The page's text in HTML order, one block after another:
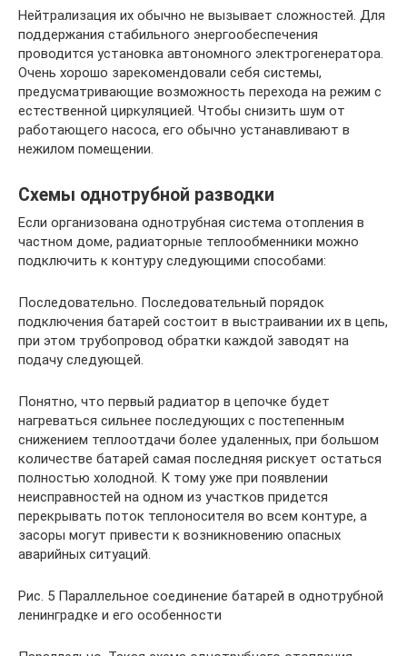
Нейтрализация их обычно не вызывает сложностей. Для
поддержания стабильного энергообеспечения
проводится установка автономного электрогенератора.
Очень хорошо зарекомендовали себя системы,
предусматривающие возможность перехода на режим с
естественной циркуляцией. Чтобы снизить шум от
работающего насоса, его обычно устанавливают в
нежилом помещении.
Схемы однотрубной разводки
Если организована однотрубная система отопления в
частном доме, радиаторные теплообменники можно
подключить к контуру следующими способами:
Последовательно. Последовательный порядок
подключения батарей состоит в выстраивании их в цепь,
при этом трубопровод обратки каждой заводят на
подачу следующей.
Понятно, что первый радиатор в цепочке будет
нагреваться сильнее последующих с постепенным
снижением теплоотдачи более удаленных, при большом
количестве батарей самая последняя рискует остаться
полностью холодной. К тому уже при появлении
неисправностей на одном из участков придется
перекрывать поток теплоносителя во всем контуре, а
засоры могут привести к возникновению опасных
аварийных ситуаций.
Рис. 5 Параллельное соединение батарей в однотрубной
ленинградке и его особенности